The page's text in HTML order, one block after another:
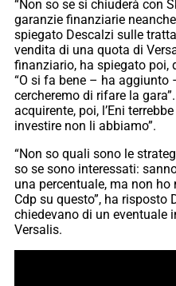
“Non so se si chiuderà con
garanzie finanziarie
spiegato Descalzi sulle
vendita di una quota di
finanziario, ha spiegato poi,
“O si fa bene – ha aggiunto
cercheremo di rifare la
acquirente, poi, l’Eni
investire non li abbiamo”.
“Non so quali sono le
so se sono interessati:
una percentuale, ma non
Cdp su questo”, ha
chiedevano di un eventuale
Versalis.